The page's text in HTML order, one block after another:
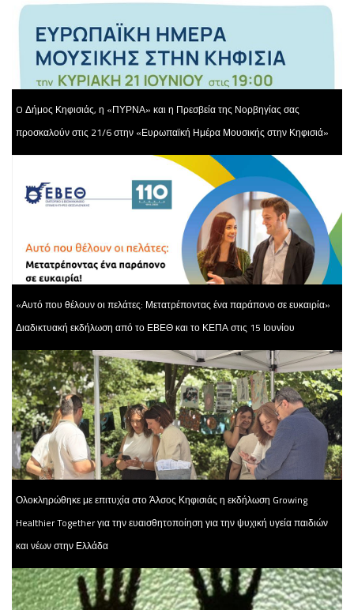
O Δήμος Κηφισιάς, η «ΠΥΡΝΑ» και η Πρεσβεία της Νορβηγίας σας
προσκαλούν στις 21/6 στην «Ευρωπαϊκή Ημέρα Μουσικής στην Κηφισιά»
«Αυτό που θέλουν οι πελάτες: Μετατρέποντας ένα παράπονο σε ευκαιρία»
Διαδικτυακή εκδήλωση από το ΕΒΕΘ και το ΚΕΠΑ στις 15 Ιουνίου
Ολοκληρώθηκε με επιτυχία στο Άλσος Κηφισιάς η εκδήλωση Growing
Healthier Together για την ευαισθητοποίηση για την ψυχική υγεία παιδιών
και νέων στην Ελλάδα